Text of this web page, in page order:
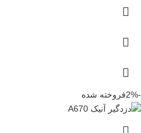
-2% فروخته شده